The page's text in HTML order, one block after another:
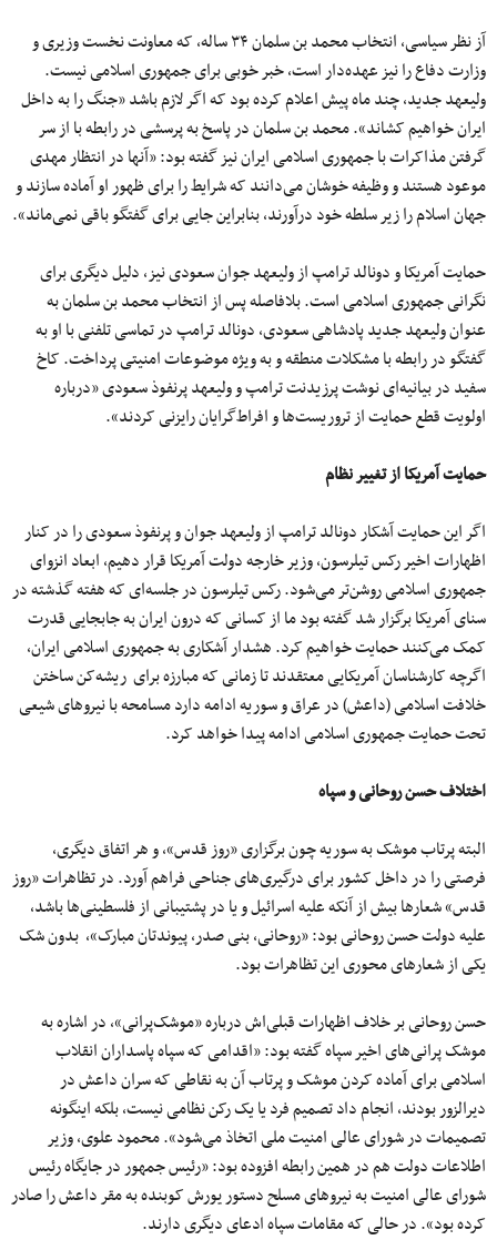
آز نظر سیاسی، انتخاب محمد بن سلمان ۳۴ ساله، که معاونت نخست وزیری و
وزارت دفاع را نیز عهده‌دار است، خبر خوبی برای جمهوری اسلامی نیست.
ولیعهد جدید، چند ماه پیش اعلام کرده بود که اگر لازم باشد «جنگ را به داخل
ایران خواهیم کشاند». محمد بن سلمان در پاسخ به پرسشی در رابطه با از سر
گرفتن مذاکرات با جمهوری اسلامی ایران نیز گفته بود: «آنها در انتظار مهدی
موعود هستند و وظیفه خوشان می‌دانند که شرایط را برای ظهور او آماده سازند و
جهان اسلام را زیر سلطه خود درآورند، بنابراین جایی برای گفتگو باقی نمی‌ماند».
حمایت آمریکا و دونالد ترامپ از ولیعهد جوان سعودی نیز، دلیل دیگری برای
نگرانی جمهوری اسلامی است. بلافاصله پس از انتخاب محمد بن سلمان به
عنوان ولیعهد جدید پادشاهی سعودی، دونالد ترامپ در تماسی تلفنی با او به
گفتگو در رابطه با مشکلات منطقه و به ویژه موضوعات امنیتی پرداخت. کاخ
سفید در بیانیه‌ای نوشت پرزیدنت ترامپ و ولیعهد پرنفوذ سعودی «درباره
اولویت قطع حمایت از تروریست‌ها و افراط‌گرایان رایزنی کردند».
حمایت آمریکا از تغییر نظام
اگر این حمایت آشکار دونالد ترامپ از ولیعهد جوان و پرنفوذ سعودی را در کنار
اظهارات اخیر رکس تیلرسون، وزیر خارجه دولت آمریکا قرار دهیم، ابعاد انزوای
جمهوری اسلامی روشن‌تر می‌شود. رکس تیلرسون در جلسه‌ای که هفته گذشته در
سنای آمریکا برگزار شد گفته بود ما از کسانی که درون ایران به جابجایی قدرت
کمک می‌کنند حمایت خواهیم کرد. هشدار آشکاری به جمهوری اسلامی ایران،
اگرچه کارشناسان آمریکایی معتقدند تا زمانی که مبارزه برای ریشه‌کن ساختن
خلافت اسلامی (داعش) در عراق و سوریه ادامه دارد مسامحه با نیروهای شیعی
تحت حمایت جمهوری اسلامی ادامه پیدا خواهد کرد.
اختلاف حسن روحانی و سپاه
البته پرتاب موشک به سوریه چون برگزاری «روز قدس»، و هر اتفاق دیگری،
فرصتی را در داخل کشور برای درگیری‌های جناحی فراهم ‌آورد. در تظاهرات «روز
قدس» شعار‌ها بیش از آنکه علیه اسرائیل و یا در پشتیبانی از فلسطینی‌ها باشد،
علیه دولت حسن روحانی بود: «روحانی، بنی صدر، پیوندتان مبارک»، بدون شک
یکی از شعارهای محوری این تظاهرات بود.
حسن روحانی بر خلاف اظهارات قبلی‌اش درباره «موشک‌پرانی»، در اشاره به
موشک‌ پرانی‌های اخیر سپاه گفته بود: «اقدامی که سپاه پاسداران انقلاب
اسلامی برای آماده کردن موشک و پرتاب آن به نقاطی که سران داعش در
دیرالزور بودند، انجام داد تصمیم فرد یا یک رکن نظامی نیست، بلکه اینگونه
تصمیمات در شورای عالی امنیت ملی اتخاذ می‌شود». محمود علوی، وزیر
اطلاعات دولت هم در همین رابطه افزوده بود: «رئیس جمهور در جایگاه رئیس
شورای عالی امنیت به نیروهای مسلح دستور یورش کوبنده به مقر داعش را صادر
کرده بود». در حالی که مقامات سپاه ادعای دیگری دارند.